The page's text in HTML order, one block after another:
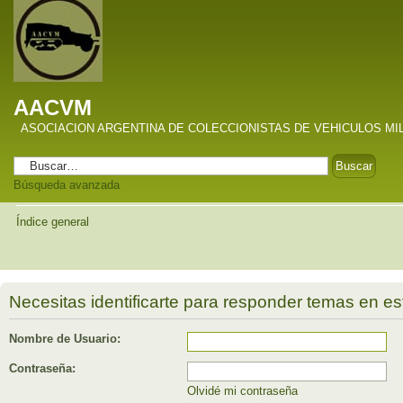
AACVM
ASOCIACION ARGENTINA DE COLECCIONISTAS DE VEHICULOS
Búsqueda avanzada
Índice general
Necesitas identificarte para responder temas en
Nombre de Usuario:
Contraseña:
Olvidé mi contraseña